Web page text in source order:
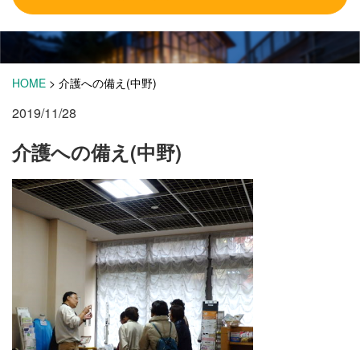
楽しむ
学 ぶ(健康福祉)
泊まる
施設・料金
HOME > 介護への備え(中野)
2019/11/28
介護への備え(中野)